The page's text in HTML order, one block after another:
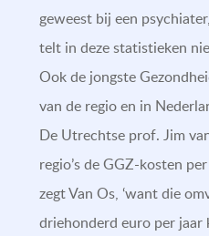
geweest bij een
telt in deze statistieken
Ook de jongste
van de regio en in
De Utrechtse prof. Jim
regio’s de GGZ-kosten
zegt Van Os, ‘want die
driehonderd euro per jaar